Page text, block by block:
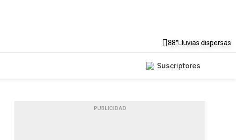
88°Lluvias dispersas
Suscriptores
PUBLICIDAD